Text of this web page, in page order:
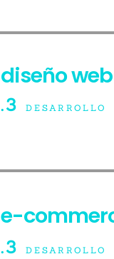
diseño web
.3DESARROLLO
e-
.3DESARROLLO